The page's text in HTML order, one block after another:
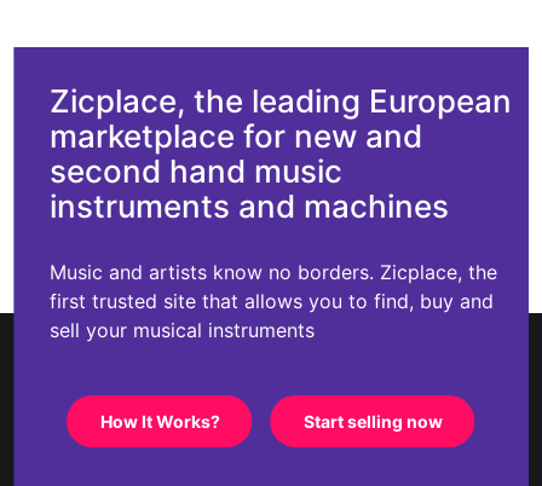
Zicplace, the leading European
marketplace for new and
second hand music
instruments and machines
Music and artists know no borders. Zicplace, the
first trusted site that allows you to find, buy and
sell your musical instruments
How It Works? Start selling now